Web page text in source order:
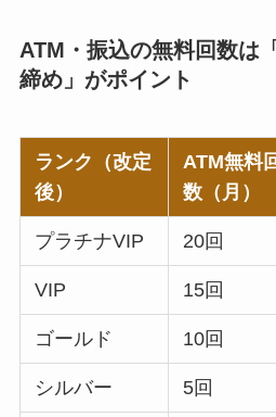
ATM・振込の無料回数は
締め」がポイント
ランク（改定
後）
ATM無料
数（月）
プラチナVIP 20回
VIP 15回
ゴールド 10回
シルバー 5回